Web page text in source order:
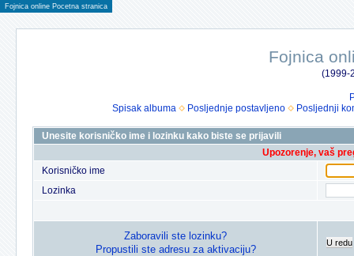
Fojnica online Pocetna stranica
Fojnica
(1999-
Spisak albuma
Posljednje postavljeno Posljednji
Unesite korisničko ime i lozinku kako biste se prijavili
Upozorenje, vaš
Korisničko ime
Lozinka
Zaboravili ste lozinku?
Propustili ste adresu za aktivaciju?
U redu